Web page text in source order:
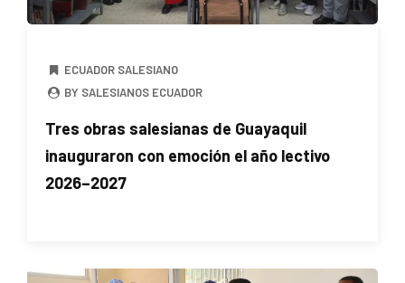
ECUADOR SALESIANO
BY SALESIANOS ECUADOR
Tres obras salesianas de Guayaquil
inauguraron con emoción el año lectivo
2026–2027